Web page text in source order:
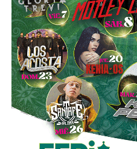
Asimismo, se establecen
un proceso judicial o
enajenen intencionalmente
bienes con la finalidad de
De igual manera, se
conocimiento de la
alimentaria o de un proceso
deudor a ocultar bienes,
aparentes de estos o